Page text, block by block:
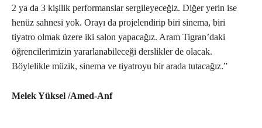
2 ya da 3 kişilik performanslar sergileyeceğiz. Diğer yerin ise
henüz sahnesi yok. Orayı da projelendirip biri sinema, biri
tiyatro olmak üzere iki salon yapacağız. Aram Tigran’daki
öğrencilerimizin yararlanabileceği derslikler de olacak.
Böylelikle müzik, sinema ve tiyatroyu bir arada tutacağız.”
Melek Yüksel /Amed-Anf